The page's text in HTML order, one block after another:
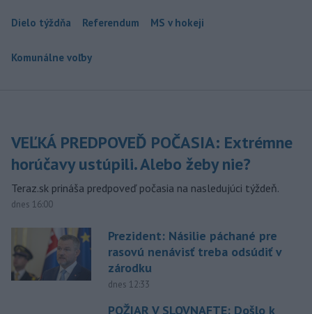
Dielo týždňa Referendum MS v hokeji
Komunálne voľby
VEĽKÁ PREDPOVEĎ POČASIA: Extrémne
horúčavy ustúpili. Alebo žeby nie?
Teraz.sk prináša predpoveď počasia na nasledujúci týždeň.
dnes 16:00
Prezident: Násilie páchané pre
rasovú nenávisť treba odsúdiť v
zárodku
dnes 12:33
POŽIAR V SLOVNAFTE: Došlo k